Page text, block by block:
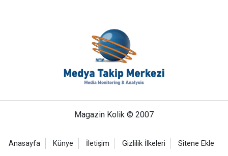
Magazin Kolik © 2007
Anasayfa Künye İletişim Gizlilik İlkeleri Sitene Ekle